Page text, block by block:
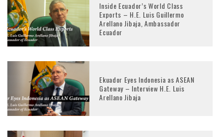
Inside Ecuador’s World Class
Exports – H.E. Luis Guillermo
Arellano Jibaja, Ambassador
Ecuador
Ekuador Eyes Indonesia as ASEAN
Gateway – Interview H.E. Luis
Arellano Jibaja